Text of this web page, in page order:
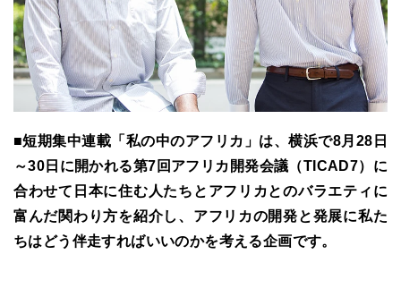
■短期集中連載「私の中のアフリカ」は、横浜で8月28日
～30日に開かれる第7回アフリカ開発会議（TICAD7）に
合わせて日本に住む人たちとアフリカとのバラエティに
富んだ関わり方を紹介し、アフリカの開発と発展に私た
ちはどう伴走すればいいのかを考える企画です。